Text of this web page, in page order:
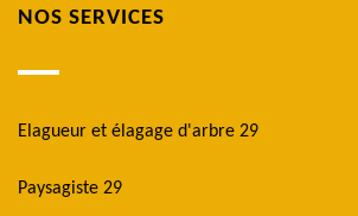
NOS SERVICES
Elagueur et élagage d'arbre 29
Paysagiste 29